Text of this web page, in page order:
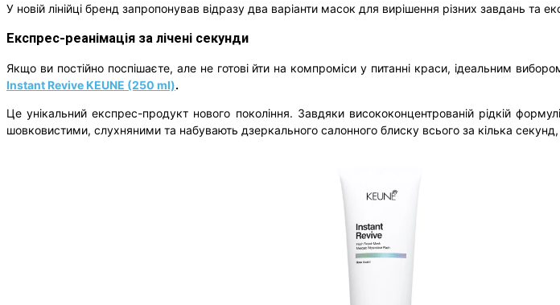
У новій лінійці бренд запропонував відразу два варіанти масок для вирішення різних завдань та
Експрес-реанімація за лічені секунди
Якщо ви постійно поспішаєте, але не готові йти на компроміси у питанні краси, ідеальним
Instant Revive KEUNE (250 ml).
Це унікальний експрес-продукт нового покоління. Завдяки висококонцентрованій рідкій
шовковистими, слухняними та набувають дзеркального салонного блиску всього за кілька